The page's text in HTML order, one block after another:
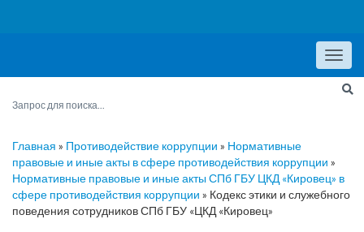
Menu
Главная » Противодействие коррупции » Нормативные
правовые и иные акты в сфере противодействия коррупции »
Нормативные правовые и иные акты СПб ГБУ ЦКД «Кировец» в
сфере противодействия коррупции » Кодекс этики и служебного
поведения сотрудников СПб ГБУ «ЦКД «Кировец»